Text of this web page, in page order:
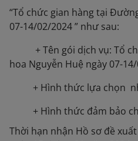
“Tổ chức gian hàng tại
07-14/02/2024 ” như sau:
+ Tên gói dịch vụ: Tổ
hoa Nguyễn Huệ ngày 07-
+ Hình thức lựa chọn
+ Hình thức đảm bảo
Thời hạn nhận Hồ sơ đề